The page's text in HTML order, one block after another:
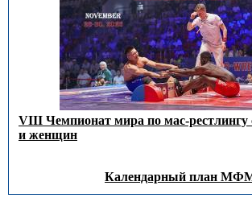
VIII Чемпионат мира по мас-
и женщин
Календарный план